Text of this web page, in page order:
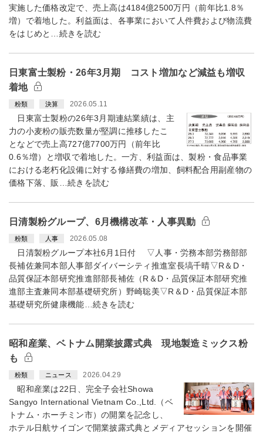
実施した価格改定で、売上高は4184億2500万円（前年比1.8％
増）で着地した。利益面は、各事業において人件費および物流費
をはじめと…続きを読む
日東富士製粉・26年3月期 コスト増加など減益も増収
着地
粉類 決算 2026.05.11
日東富士製粉の26年3月期連結業績は、主
力の小麦粉の販売数量が堅調に推移したこ
となどで売上高727億7700万円（前年比
0.6％増）と増収で着地した。一方、利益面は、製粉・食品事業
における老朽化設備に対する修繕費の増加、飼料配合用副産物の
価格下落、販…続きを読む
日清製粉グループ、6月機構改革・人事異動
粉類 人事 2026.05.08
日清製粉グループ本社6月1日付 ▽人事・労務本部労務部部
長補佐兼同本部人事部ダイバーシティ推進室長塙千晴▽R＆D・
品質保証本部研究推進部部長補佐（R＆D・品質保証本部研究推
進部主査兼同本部基礎研究所）野崎聡美▽R＆D・品質保証本部
基礎研究所健康機能…続きを読む
昭和産業、ベトナム開業披露式典 現地製造ミックス粉
も
粉類 ニュース 2026.04.29
昭和産業は22日、完全子会社Showa
Sangyo International Vietnam Co.,Ltd.（ベ
トナム・ホーチミン市）の開業を記念し、
ホテル日航サイゴンで開業披露式典とメディアセッションを開催